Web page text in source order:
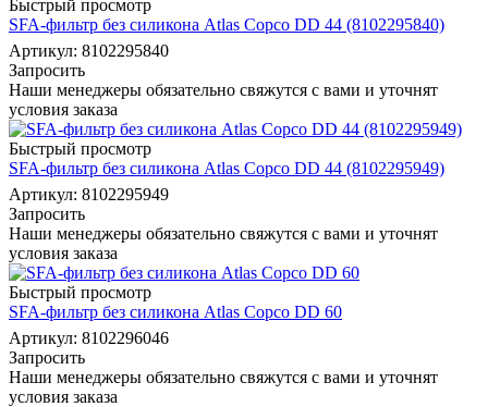
Быстрый просмотр
SFA-фильтр без силикона Atlas Copco DD 44 (8102295840)
Артикул: 8102295840
Запросить
Наши менеджеры обязательно свяжутся с вами и уточнят
условия заказа
Быстрый просмотр
SFA-фильтр без силикона Atlas Copco DD 44 (8102295949)
Артикул: 8102295949
Запросить
Наши менеджеры обязательно свяжутся с вами и уточнят
условия заказа
Быстрый просмотр
SFA-фильтр без силикона Atlas Copco DD 60
Артикул: 8102296046
Запросить
Наши менеджеры обязательно свяжутся с вами и уточнят
условия заказа